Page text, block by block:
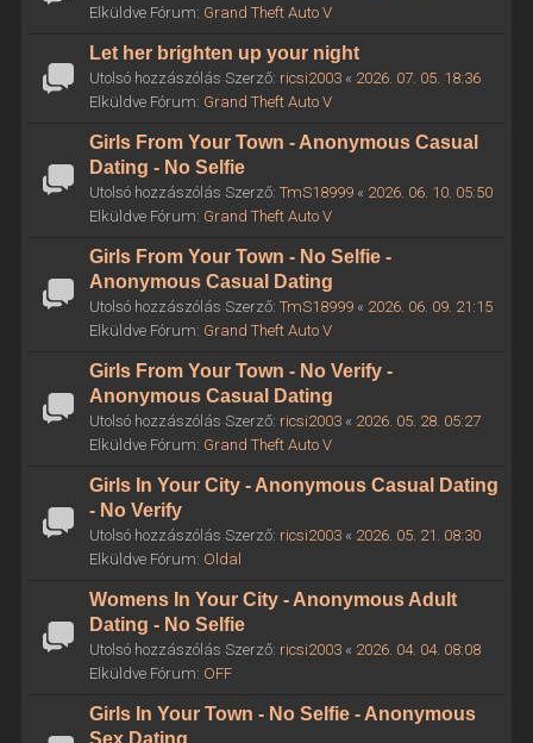
Elküldve Fórum: Grand Theft Auto V
Let her brighten up your night
Utolsó hozzászólás Szerző: ricsi2003« 2026. 07. 05. 18:36
Elküldve Fórum: Grand Theft Auto V
Girls From Your Town - Anonymous Casual
Dating - No Selfie
Utolsó hozzászólás Szerző: TmS18999« 2026. 06. 10. 05:50
Elküldve Fórum: Grand Theft Auto V
Girls From Your Town - No Selfie -
Anonymous Casual Dating
Utolsó hozzászólás Szerző: TmS18999« 2026. 06. 09. 21:15
Elküldve Fórum: Grand Theft Auto V
Girls From Your Town - No Verify -
Anonymous Casual Dating
Utolsó hozzászólás Szerző: ricsi2003« 2026. 05. 28. 05:27
Elküldve Fórum: Grand Theft Auto V
Girls In Your City - Anonymous Casual Dating
- No Verify
Utolsó hozzászólás Szerző: ricsi2003« 2026. 05. 21. 08:30
Elküldve Fórum: Oldal
Womens In Your City - Anonymous Adult
Dating - No Selfie
Utolsó hozzászólás Szerző: ricsi2003« 2026. 04. 04. 08:08
Elküldve Fórum: OFF
Girls In Your Town - No Selfie - Anonymous